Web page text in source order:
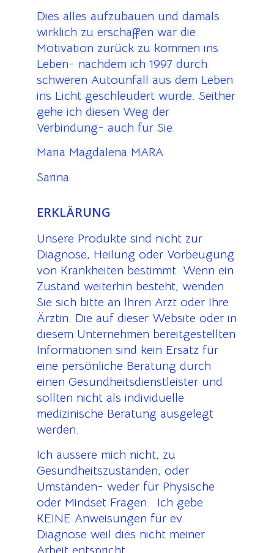
Dies alles aufzubauen und damals
wirklich zu erschaffen war die
Motivation zurück zu kommen ins
Leben- nachdem ich 1997 durch
schweren Autounfall aus dem Leben
ins Licht geschleudert wurde. Seither
gehe ich diesen Weg der
Verbindung- auch für Sie.
Maria Magdalena MARA
Sarina
ERKLÄRUNG
Unsere Produkte sind nicht zur
Diagnose, Heilung oder Vorbeugung
von Krankheiten bestimmt. Wenn ein
Zustand weiterhin besteht, wenden
Sie sich bitte an Ihren Arzt oder Ihre
Ärztin. Die auf dieser Website oder in
diesem Unternehmen bereitgestellten
Informationen sind kein Ersatz für
eine persönliche Beratung durch
einen Gesundheitsdienstleister und
sollten nicht als individuelle
medizinische Beratung ausgelegt
werden.
Ich äussere mich nicht, zu
Gesundheitszuständen, oder
Umständen- weder für Physische
oder Mindset Fragen. Ich gebe
KEINE Anweisungen für ev.
Diagnose weil dies nicht meiner